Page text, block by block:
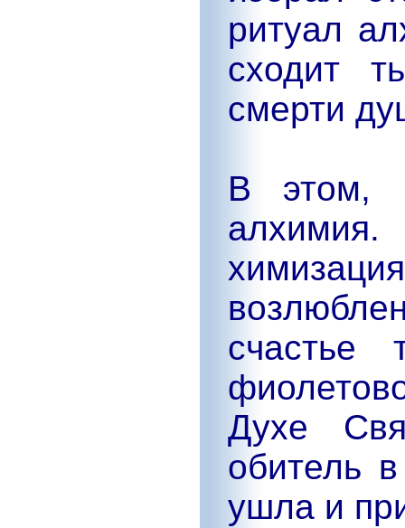
ритуал
сходит
смерти
В этом,
счастье
Духе
обитель
ушла и